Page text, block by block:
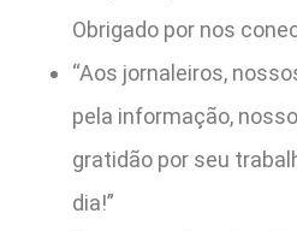
Obrigado por nos
“Aos jornaleiros,
pela informação,
gratidão por seu
dia!”